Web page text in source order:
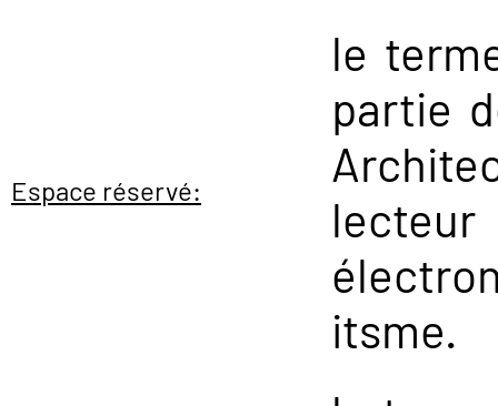
Espace réservé:
le
partie
itsme.